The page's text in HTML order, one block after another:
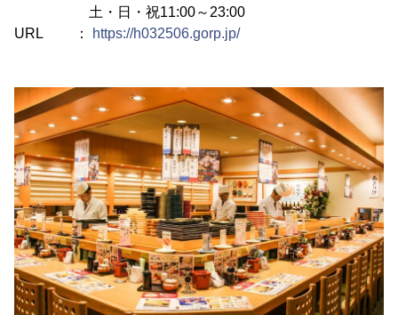
土・日・祝11:00～23:00
URL ：
https://h032506.gorp.jp/